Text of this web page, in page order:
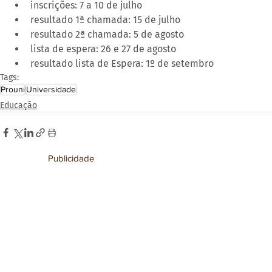
inscrições: 7 a 10 de julho
resultado 1ª chamada: 15 de julho
resultado 2ª chamada: 5 de agosto
lista de espera: 26 e 27 de agosto
resultado lista de Espera: 1º de setembro
Tags:
ProuniUniversidade
Educação
Publicidade